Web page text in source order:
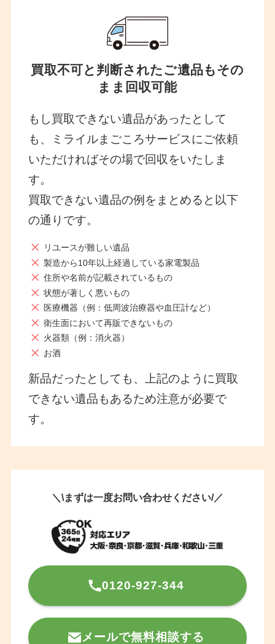
買取不可と判断されたご遺品もその
まま回収可能
もし買取できない遺品があったとして
も、ミライルまごころサービスにご依頼
いただければその場で回収をいたしま
す。
買取できない遺品の例をまとめると以下
の通りです。
リユースが難しい遺品
製造から10年以上経過している家電製品
住所や名前が記載されているもの
状態が著しく悪いもの
医療機器（例：低周波治療器や血圧計など）
衛生面において再販できないもの
火器類（例：消火器）
お酒
新品だったとしても、上記のように買取
できない遺品もあるため注意が必要で
す。
＼\まずは一度お問い合わせください/／
0120-927-344
メールで無料相談する